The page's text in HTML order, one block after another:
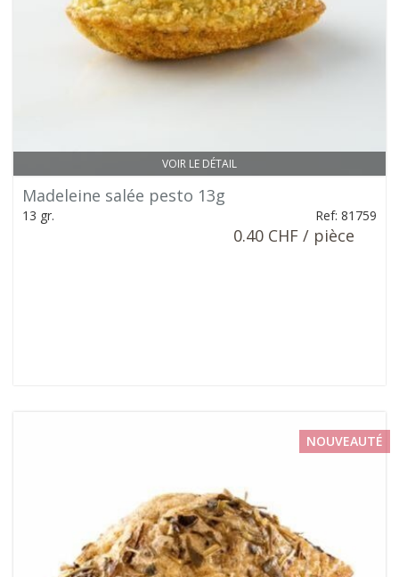
VOIR LE DÉTAIL
Madeleine salée pesto 13g
13 gr. Ref: 81759
0.40 CHF / pièce
NOUVEAUTÉ